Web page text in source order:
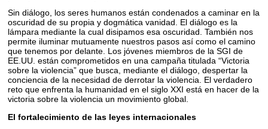
Sin diálogo, los seres humanos están condenados a caminar en la
oscuridad de su propia y dogmática vanidad. El diálogo es la
lámpara mediante la cual disipamos esa oscuridad. También nos
permite iluminar mutuamente nuestros pasos así como el camino
que tenemos por delante. Los jóvenes miembros de la SGI de
EE.UU. están comprometidos en una campaña titulada “Victoria
sobre la violencia” que busca, mediante el diálogo, despertar la
conciencia de la necesidad de derrotar la violencia. El verdadero
reto que enfrenta la humanidad en el siglo XXI está en hacer de la
victoria sobre la violencia un movimiento global.
El fortalecimiento de las leyes internacionales